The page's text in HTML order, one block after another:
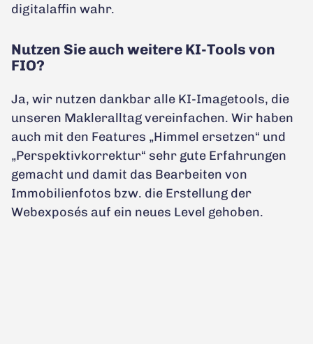
digitalaffin wahr.
Nutzen Sie auch weitere KI-Tools von
FIO?
Ja, wir nutzen dankbar alle KI-Imagetools, die
unseren Makleralltag vereinfachen. Wir haben
auch mit den Features „Himmel ersetzen“ und
„Perspektivkorrektur“ sehr gute Erfahrungen
gemacht und damit das Bearbeiten von
Immobilienfotos bzw. die Erstellung der
Webexposés auf ein neues Level gehoben.